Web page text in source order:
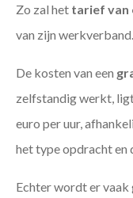
Zo zal het tarief van
van zijn werkverband.
De kosten van een
zelfstandig werkt,
euro per uur,
het type opdracht en
Echter wordt er